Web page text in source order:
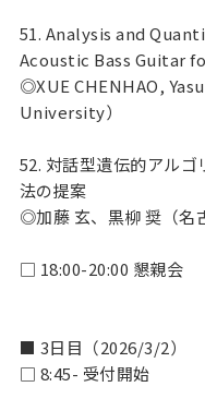
51. Analysis and
Acoustic Bass Guitar
◎XUE CHENHAO,
University）
52. 対話型遺伝的アル
法の提案
◎加藤 玄、黒柳 奨（名
□ 18:00-20:00 懇親会
■ 3日目（2026/3/2）
□ 8:45- 受付開始